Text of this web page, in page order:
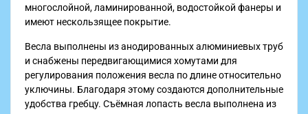
многослойной, ламинированной, водостойкой фанеры и
имеют нескользящее покрытие.
Весла выполнены из анодированных алюминиевых труб
и снабжены передвигающимися хомутами для
регулирования положения весла по длине относительно
уключины. Благодаря этому создаются дополнительные
удобства гребцу. Съёмная лопасть весла выполнена из